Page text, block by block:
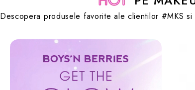
Descopera produsele favorite ale clientilor #MKS